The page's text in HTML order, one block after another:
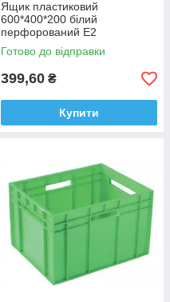
Ящик пластиковий
600*400*200 білий
перфорований Е2
Готово до відправки
399,60 ₴
Купити